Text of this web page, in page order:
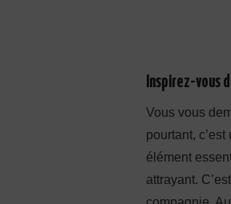
Inspirez-vous
Vous vous
pourtant,
élément
attrayant.